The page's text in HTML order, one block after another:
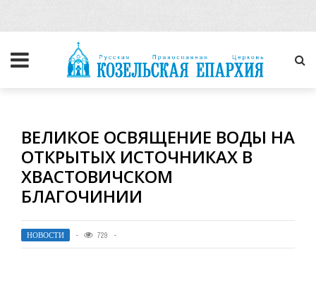
ВЕЛИКОЕ ОСВЯЩЕНИЕ ВОДЫ НА
ОТКРЫТЫХ ИСТОЧНИКАХ В
ХВАСТОВИЧСКОМ
БЛАГОЧИНИИ
НОВОСТИ 729